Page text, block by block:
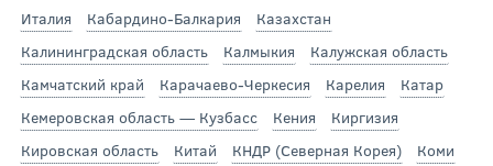
Италия
Кабардино-Балкария
Казахстан
Калининградская область
Калмыкия
Калужская область
Камчатский край
Карачаево-Черкесия Карелия
Катар
Кемеровская область — Кузбасс
Кения
Киргизия
Кировская область
Китай КНДР (Северная Корея) Коми